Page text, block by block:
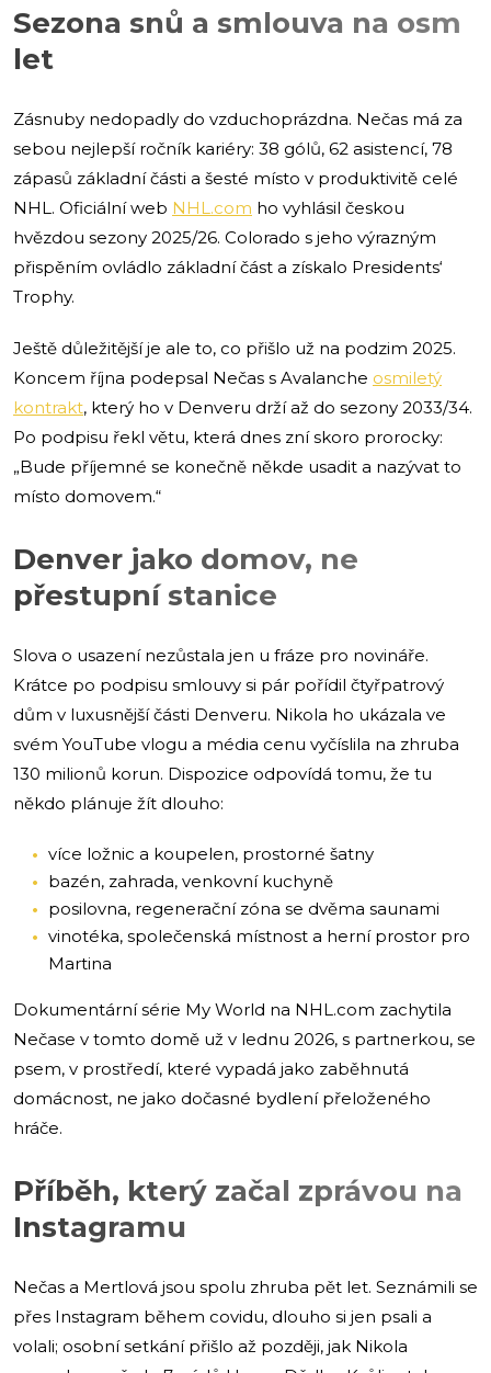
Sezona snů a smlouva na osm
let
Zásnuby nedopadly do vzduchoprázdna. Nečas má za
sebou nejlepší ročník kariéry: 38 gólů, 62 asistencí, 78
zápasů základní části a šesté místo v produktivitě celé
NHL. Oficiální web NHL.com ho vyhlásil českou
hvězdou sezony 2025/26. Colorado s jeho výrazným
přispěním ovládlo základní část a získalo Presidents‘
Trophy.
Ještě důležitější je ale to, co přišlo už na podzim 2025.
Koncem října podepsal Nečas s Avalanche osmiletý
kontrakt, který ho v Denveru drží až do sezony 2033/34.
Po podpisu řekl větu, která dnes zní skoro prorocky:
„Bude příjemné se konečně někde usadit a nazývat to
místo domovem.“
Denver jako domov, ne
přestupní stanice
Slova o usazení nezůstala jen u fráze pro novináře.
Krátce po podpisu smlouvy si pár pořídil čtyřpatrový
dům v luxusnější části Denveru. Nikola ho ukázala ve
svém YouTube vlogu a média cenu vyčíslila na zhruba
130 milionů korun. Dispozice odpovídá tomu, že tu
někdo plánuje žít dlouho:
více ložnic a koupelen, prostorné šatny
bazén, zahrada, venkovní kuchyně
posilovna, regenerační zóna se dvěma saunami
vinotéka, společenská místnost a herní prostor pro
Martina
Dokumentární série My World na NHL.com zachytila
Nečase v tomto domě už v lednu 2026, s partnerkou, se
psem, v prostředí, které vypadá jako zaběhnutá
domácnost, ne jako dočasné bydlení přeloženého
hráče.
Příběh, který začal zprávou na
Instagramu
Nečas a Mertlová jsou spolu zhruba pět let. Seznámili se
přes Instagram během covidu, dlouho si jen psali a
volali; osobní setkání přišlo až později, jak Nikola